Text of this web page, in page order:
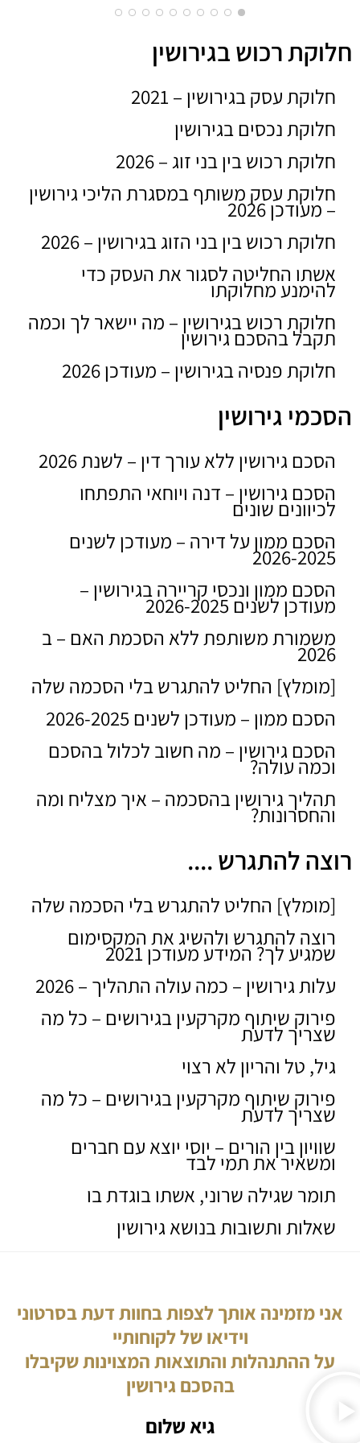
חלוקת רכוש בגירושין
חלוקת עסק בגירושין – 2021
חלוקת נכסים בגירושין
חלוקת רכוש בין בני זוג – 2026
חלוקת עסק משותף במסגרת הליכי גירושין
– מעודכן 2026
חלוקת רכוש בין בני הזוג בגירושין – 2026
אשתו החליטה לסגור את העסק כדי
להימנע מחלוקתו
חלוקת רכוש בגירושין – מה יישאר לך וכמה
תקבל בהסכם גירושין
חלוקת פנסיה בגירושין – מעודכן 2026
הסכמי גירושין
הסכם גירושין ללא עורך דין – לשנת 2026
הסכם גירושין – דנה ויוחאי התפתחו
לכיוונים שונים
הסכם ממון על דירה – מעודכן לשנים
2026-2025
הסכם ממון ונכסי קריירה בגירושין –
מעודכן לשנים 2026-2025
משמורת משותפת ללא הסכמת האם – ב
2026
[מומלץ] החליט להתגרש בלי הסכמה שלה
הסכם ממון – מעודכן לשנים 2026-2025
הסכם גירושין – מה חשוב לכלול בהסכם
וכמה עולה?
תהליך גירושין בהסכמה – איך מצליח ומה
והחסרונות?
רוצה להתגרש ....
[מומלץ] החליט להתגרש בלי הסכמה שלה
רוצה להתגרש ולהשיג את המקסימום
שמגיע לך? המידע מעודכן 2021
עלות גירושין – כמה עולה התהליך – 2026
פירוק שיתוף מקרקעין בגירושים – כל מה
שצריך לדעת
גיל, טל והריון לא רצוי
פירוק שיתוף מקרקעין בגירושים – כל מה
שצריך לדעת
שוויון בין הורים – יוסי יוצא עם חברים
ומשאיר את תמי לבד
תומר שגילה שרוני, אשתו בוגדת בו
שאלות ותשובות בנושא גירושין
אני מזמינה אותך לצפות בחוות דעת בסרטוני
וידיאו של לקוחותיי
על ההתנהלות והתוצאות המצוינות שקיבלו
בהסכם גירושין
גיא שלום